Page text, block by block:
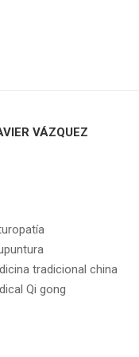
VÁZQUEZ
tradicional china
Qi gong